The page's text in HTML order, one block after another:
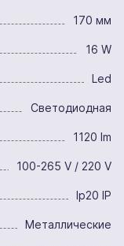
170 мм
16 W
Led
Светодиодная
1120 lm
100-265 V / 220 V
Ip20 IP
Металлические